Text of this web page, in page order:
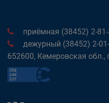
приёмная (38452) 2-
дежурный (38452) 2-
652600, Кемеровская обл.,